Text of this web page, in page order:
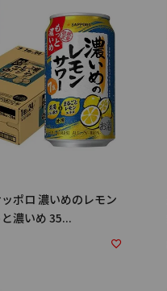
ポロ 濃いめのレモン
濃いめ 35...